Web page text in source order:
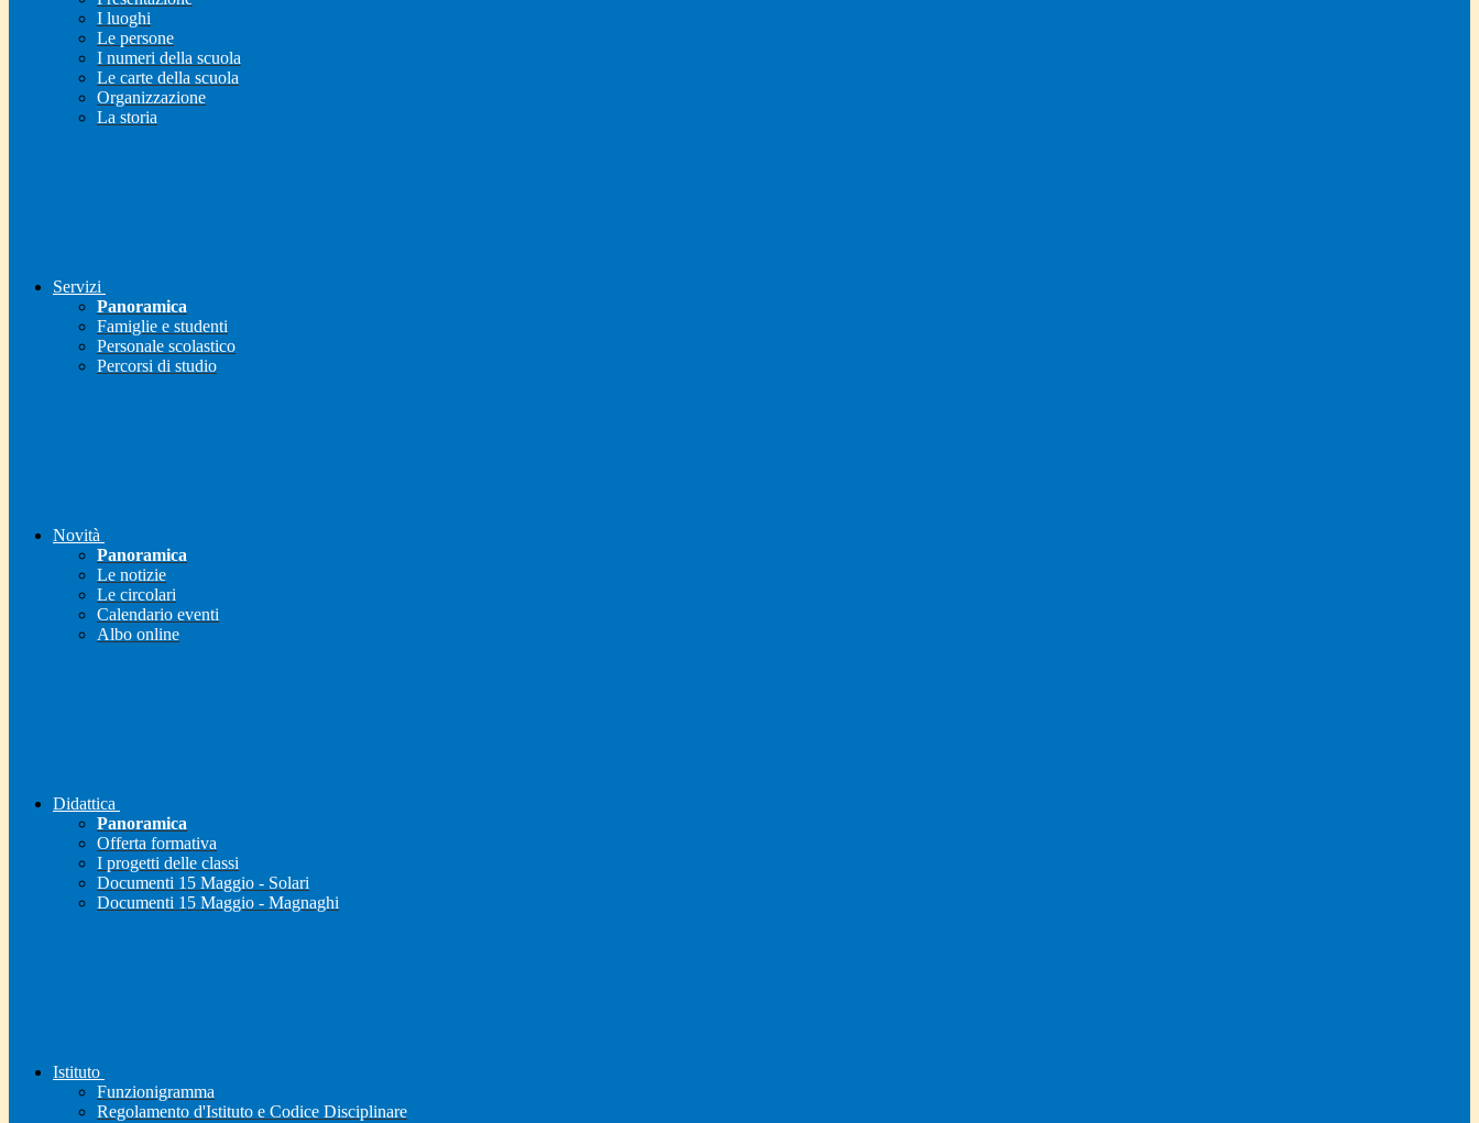
I luoghi
Le persone
I numeri della scuola
Le carte della scuola
Organizzazione
La storia
Servizi
Panoramica
Famiglie e studenti
Personale scolastico
Percorsi di studio
Novità
Panoramica
Le notizie
Le circolari
Calendario eventi
Albo online
Didattica
Panoramica
Offerta formativa
I progetti delle classi
Documenti 15 Maggio - Solari
Documenti 15 Maggio - Magnaghi
Istituto
Funzionigramma
Regolamento d'Istituto e Codice Disciplinare